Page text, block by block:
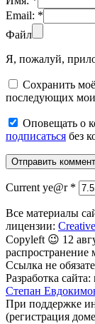
Email: *
Файл
Я, пожалуй,
Сохранить
последующих
Оповещать о
подписаться без
Current ye@r *
Все материалы
лицензии:
Copyleft 😉 12
распространение
Ссылка не
Разработка
Степан
При поддержке
(регистрация